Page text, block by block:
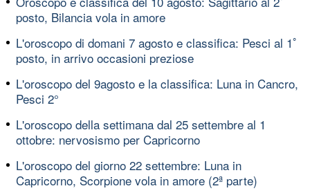
posto, Bilancia vola in amore
L'oroscopo di domani 7 agosto e classifica: Pesci al 1ﾟ
posto, in arrivo occasioni preziose
L'oroscopo del 9agosto e la classifica: Luna in Cancro,
Pesci 2°
L'oroscopo della settimana dal 25 settembre al 1
ottobre: nervosismo per Capricorno
L'oroscopo del giorno 22 settembre: Luna in
Capricorno, Scorpione vola in amore (2ª parte)